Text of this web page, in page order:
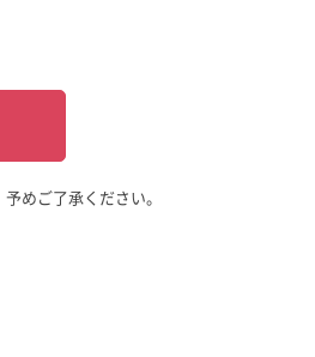
めご了承ください。